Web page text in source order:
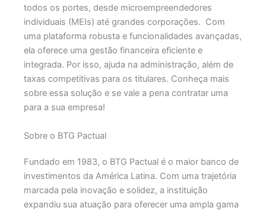
todos os portes, desde microempreendedores
individuais (MEIs) até grandes corporações. Com
uma plataforma robusta e funcionalidades avançadas,
ela oferece uma gestão financeira eficiente e
integrada.​ Por isso, ajuda na administração, além de
taxas competitivas para os titulares. Conheça mais
sobre essa solução e se vale a pena contratar uma
para a sua empresa!
Sobre o BTG Pactual
Fundado em 1983, o BTG Pactual é o maior banco de
investimentos da América Latina. Com uma trajetória
marcada pela inovação e solidez, a instituição
expandiu sua atuação para oferecer uma ampla gama